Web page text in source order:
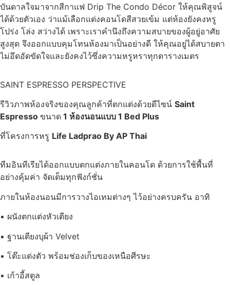
บันดาลใจมาจากสีกาแฟ Drip The Condo Décor ให้คุณพิสูจน์
ได้ด้วยตัวเอง ว่าแม้เลือกแต่งคอนโดสีสวยเข้ม แต่ห้องยังคงหรู
โปร่ง โล่ง สว่างได้ เพราะเราคำนึงถึงความสบายของผู้อยู่อาศัย
สูงสุด จึงออกแบบคุมโทนห้องมาเป็นอย่างดี ให้คุณอยู่ได้สบายตา
ไม่อึดอัดขัดใจและยังคงไว้ซึ่งความหรูหราทุกตารางเมตร
SAINT ESPRESSO PERSPECTIVE
รีวิวภาพห้องจริงของคุณลูกค้าที่ตกแต่งด้วยดีไซน์ Saint
Espresso ขนาด 1 ห้องนอนแบบ 1 Bed Plus
ที่โครงการหรู Life Ladprao By AP Thai
ทีมอินทีเรียได้ออกแบบตกแต่งภายในคอนโด ด้วยการใช้พื้นที่
อย่างคุ้มค่า จัดเต็มทุกฟังก์ชั่น
ภายในห้องนอนมีการวางไอเทมต่างๆ ไว้อย่างครบครัน อาทิ
▪ ผนังตกแต่งหัวเตียง
▪ ฐานเตียงบุผ้า Velvet
▪ โต๊ะแต่งตัว พร้อมช่องเก็บของเหนือศีรษะ
▪ เก้าอี้สตูล